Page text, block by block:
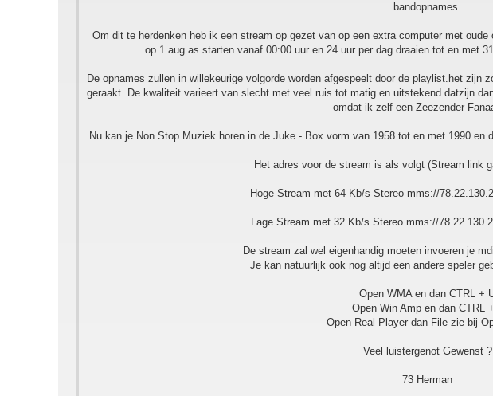
bandopnames.
Om dit te herdenken heb ik een stream op gezet van op een extra computer met
op 1 aug as starten vanaf 00:00 uur en 24 uur per dag draaien tot en met
De opnames zullen in willekeurige volgorde worden afgespeelt door de playlist.het zijn
geraakt. De kwaliteit varieert van slecht met veel ruis tot matig en uitstekend datzijn
omdat ik zelf een Zeezender
Nu kan je Non Stop Muziek horen in de Juke - Box vorm van 1958 tot en met 1990 en
Het adres voor de stream is als volgt (Stream link
Hoge Stream met 64 Kb/s Stereo mms://
Lage Stream met 32 Kb/s Stereo mms://
De stream zal wel eigenhandig moeten invoeren je
Je kan natuurlijk ook nog altijd een andere speler
Open WMA en dan CTRL +
Open Win Amp en dan CTRL
Open Real Player dan File zie bij
Veel luistergenot Gewenst ?
73 Herman